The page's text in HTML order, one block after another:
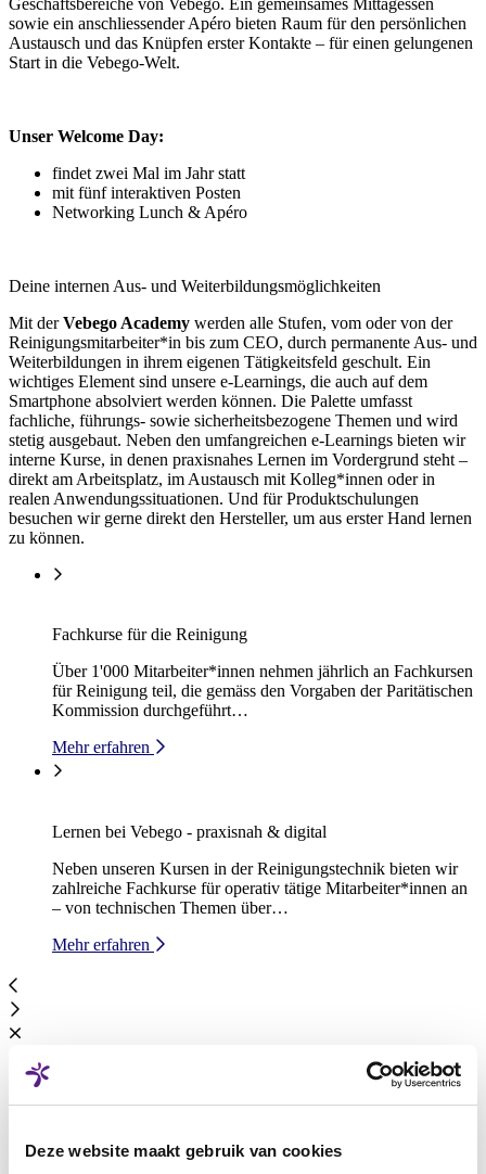
Deze website maakt gebruik van cookies
Geschäftsbereiche von Vebego. Ein gemeinsames Mittagessen
sowie ein anschliessender Apéro bieten Raum für den persönlichen
Austausch und das Knüpfen erster Kontakte – für einen gelungenen
Start in die Vebego-Welt.
Unser Welcome Day:
findet zwei Mal im Jahr statt
mit fünf interaktiven Posten
Networking Lunch & Apéro
Deine internen Aus- und Weiterbildungsmöglichkeiten
Mit derVebego Academy werden alle Stufen, vom oder von der
Reinigungsmitarbeiter*in bis zum CEO, durch permanente Aus- und
Weiterbildungen in ihrem eigenen Tätigkeitsfeld geschult. Ein
wichtiges Element sind unsere e-Learnings, die auch auf dem
Smartphone absolviert werden können. Die Palette umfasst
fachliche, führungs- sowie sicherheitsbezogene Themen und wird
stetig ausgebaut. Neben den umfangreichen e-Learnings bieten wir
interne Kurse, in denen praxisnahes Lernen im Vordergrund steht –
direkt am Arbeitsplatz, im Austausch mit Kolleg*innen oder in
realen Anwendungssituationen. Und für Produktschulungen
besuchen wir gerne direkt den Hersteller, um aus erster Hand lernen
zu können.
Fachkurse für die Reinigung
Über 1'000 Mitarbeiter*innen nehmen jährlich an Fachkursen
für Reinigung teil, die gemäss den Vorgaben der Paritätischen
Kommission durchgeführt…
Mehr erfahren
Lernen bei Vebego - praxisnah & digital
Neben unseren Kursen in der Reinigungstechnik bieten wir
zahlreiche Fachkurse für operativ tätige Mitarbeiter*innen an
– von technischen Themen über…
Mehr erfahren